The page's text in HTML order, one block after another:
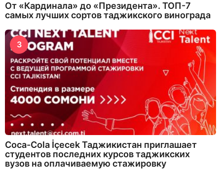
От «Кардинала» до «Президента». ТОП-7
самых лучших сортов таджикского винограда
3
Coca-Cola İçecek Таджикистан приглашает
студентов последних курсов таджикских
вузов на оплачиваемую стажировку